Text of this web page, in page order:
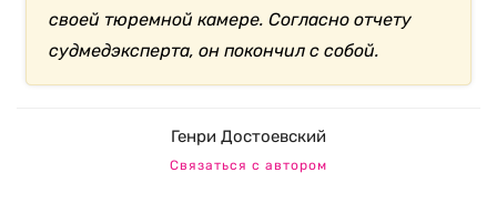
своей тюремной камере. Согласно отчету
судмедэксперта, он покончил с собой.
Генри Достоевский
Связаться с автором